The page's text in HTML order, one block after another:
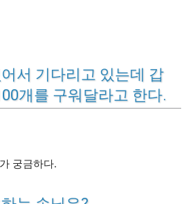
서 기다리고 있는데 갑
개를 구워달라고 한다.
궁금하다.